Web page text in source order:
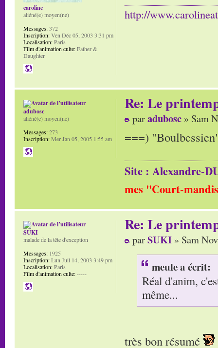
http://
caroline
aliéné(e) moyen(ne)
Messages:372
Inscription:Ven Déc 05, 2003 3:31 pm
Localisation:Paris
Film d'animation culte:Father &
Daughter
Re: Le
paradubosc » Sam
===)
Site : Alexandre-
mes "Court-
adubosc
aliéné(e) moyen(ne)
Messages:273
Inscription:Mer Jan 05, 2005 1:55 am
Re: Le
parSUKI » Sam
meule a écrit:
Réal d'anim,
même...
très bon résumé
SUKI
malade de la tête d'exception
Messages: 1925
Inscription:Lun Juil 14, 2003 3:49 pm
Localisation:Paris
Film d'animation culte:-----